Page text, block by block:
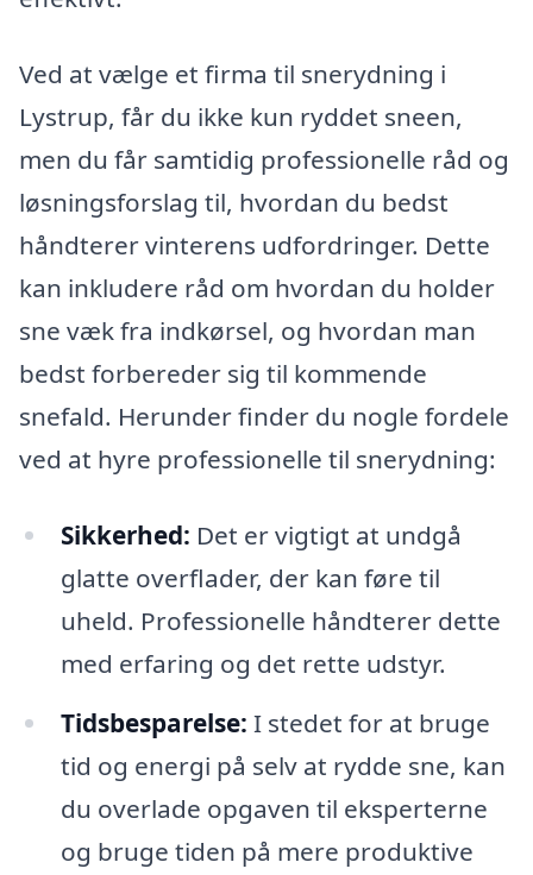
Ved at vælge et firma til snerydning i
Lystrup, får du ikke kun ryddet sneen,
men du får samtidig professionelle råd og
løsningsforslag til, hvordan du bedst
håndterer vinterens udfordringer. Dette
kan inkludere råd om hvordan du holder
sne væk fra indkørsel, og hvordan man
bedst forbereder sig til kommende
snefald. Herunder finder du nogle fordele
ved at hyre professionelle til snerydning:
Sikkerhed: Det er vigtigt at undgå
glatte overflader, der kan føre til
uheld. Professionelle håndterer dette
med erfaring og det rette udstyr.
Tidsbesparelse: I stedet for at bruge
tid og energi på selv at rydde sne, kan
du overlade opgaven til eksperterne
og bruge tiden på mere produktive